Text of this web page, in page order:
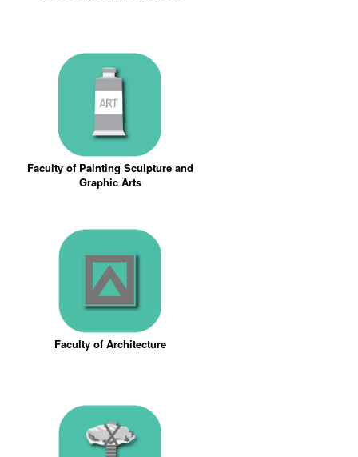
Faculty of Painting Sculpture and
Graphic Arts
Faculty of Architecture